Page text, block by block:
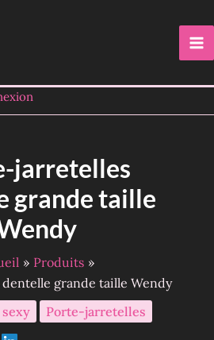
jarretelles
grande taille
Produits
grande taille Wendy
Porte-jarretelles